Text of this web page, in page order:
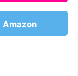
Amazon